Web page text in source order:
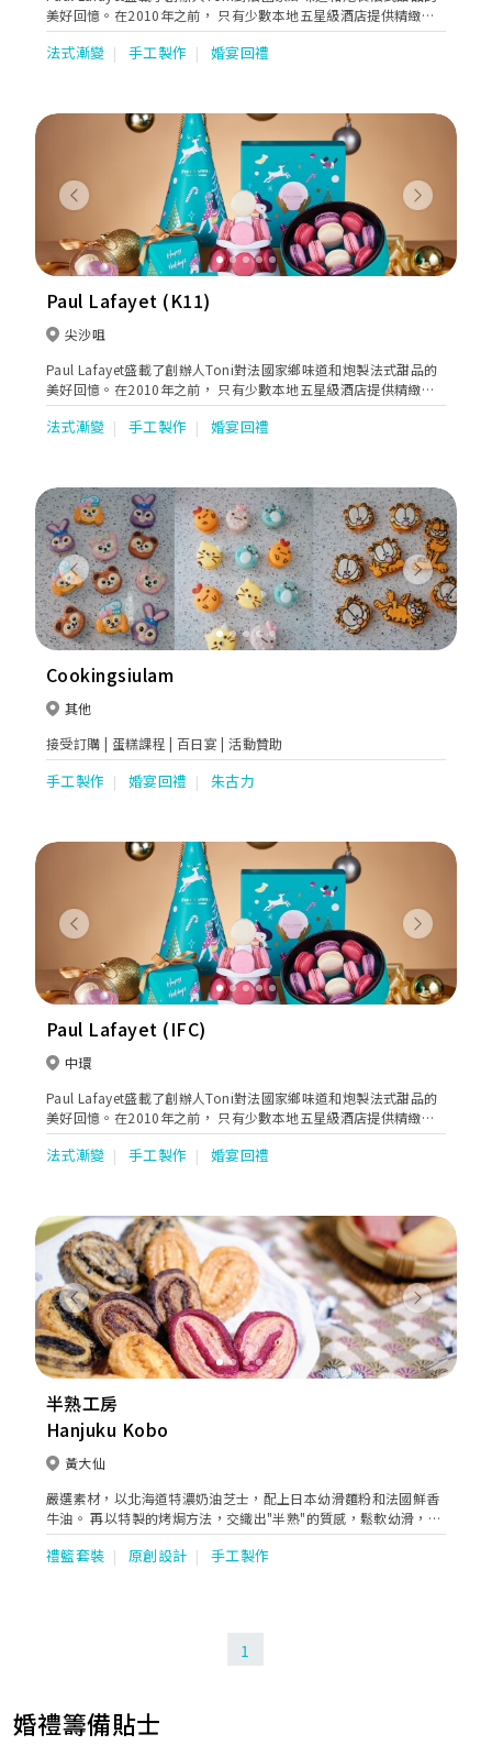
美好回憶。在2010年之前， 只有少數本地五星級酒店提供精緻法
式甜品。Toni看準這個契機，在香港展開法式甜品業務，令更多人
欣賞到這種難能可貴的美點。
法式漸變 手工製作 婚宴回禮
Previous Next
Paul Lafayet (K11)
尖沙咀
Paul Lafayet盛載了創辦人Toni對法國家鄉味道和炮製法式甜品的
美好回憶。在2010年之前， 只有少數本地五星級酒店提供精緻法
式甜品。Toni看準這個契機，在香港展開法式甜品業務，令更多人
欣賞到這種難能可貴的美點。
法式漸變 手工製作 婚宴回禮
Previous Next
Cookingsiulam
其他
接受訂購 | 蛋糕課程 | 百日宴 | 活動贊助
手工製作 婚宴回禮 朱古力
Previous Next
Paul Lafayet (IFC)
中環
Paul Lafayet盛載了創辦人Toni對法國家鄉味道和炮製法式甜品的
美好回憶。在2010年之前， 只有少數本地五星級酒店提供精緻法
式甜品。Toni看準這個契機，在香港展開法式甜品業務，令更多人
欣賞到這種難能可貴的美點。
法式漸變 手工製作 婚宴回禮
Previous Next
半熟工房
Hanjuku Kobo
黃大仙
嚴選素材，以北海道特濃奶油芝士，配上日本幼滑麵粉和法國鮮香
牛油。 再以特製的烤焗方法，交織出"半熟"的質感，鬆軟幼滑，清
新香濃而不膩。 非一般芝士蛋糕的享受。
禮籃套裝 原創設計 手工製作
1
婚禮籌備貼士